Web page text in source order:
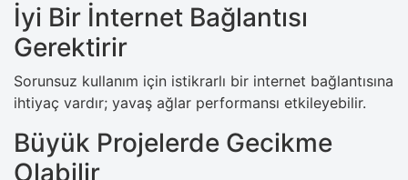
İyi Bir İnternet Bağlantısı
Gerektirir
Sorunsuz kullanım için istikrarlı bir internet bağlantısına
ihtiyaç vardır; yavaş ağlar performansı etkileyebilir.
Büyük Projelerde Gecikme
Olabilir